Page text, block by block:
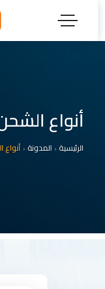
أنواع
الرئيسية المدونة أنواع